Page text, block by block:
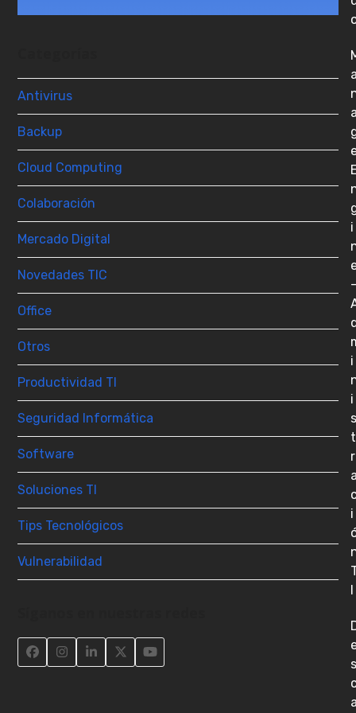
Antivirus
Backup
Cloud Computing
Colaboración
Mercado Digital
Novedades TIC
Office
Otros
Productividad TI
Seguridad Informática
Software
Soluciones TI
Tips Tecnológicos
Vulnerabilidad
FacebookInstagram
LinkedInTwitter
(deprecated)
YouTube
i
i
i
s
t
r
i
I
s